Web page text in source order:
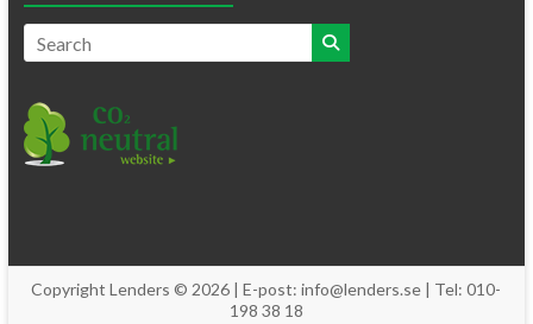
Copyright Lenders © 2026 | E-post: info@lenders.se | Tel: 010-
198 38 18